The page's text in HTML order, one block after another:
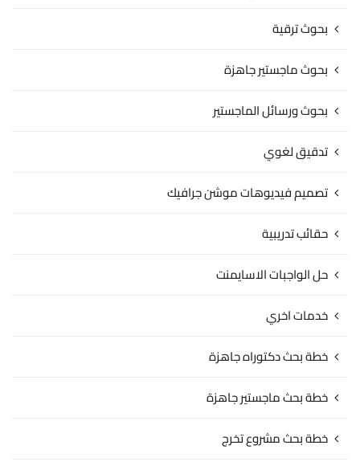
بحوث ترقية
بحوث ماجستير جاهزة
بحوث ورسائل الماجستير
تدقيق لغوي
تصميم فيديوهات موشن جرافيك
حقائب تدريبية
حل الواجبات الاسايمنت
خدمات اخري
خطة بحث دكتوراه جاهزة
خطة بحث ماجستير جاهزة
خطة بحث مشروع تخرج